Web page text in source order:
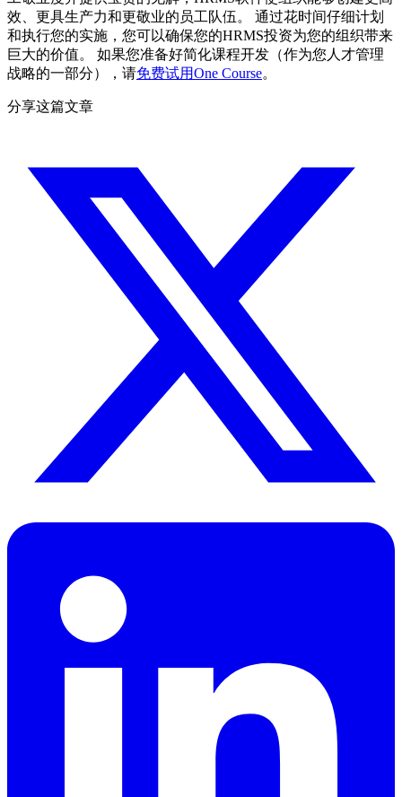
效、更具生产力和更敬业的员工队伍。 通过花时间仔细计划
和执行您的实施，您可以确保您的HRMS投资为您的组织带来
巨大的价值。 如果您准备好简化课程开发（作为您人才管理
战略的一部分），请免费试用One Course。
分享这篇文章